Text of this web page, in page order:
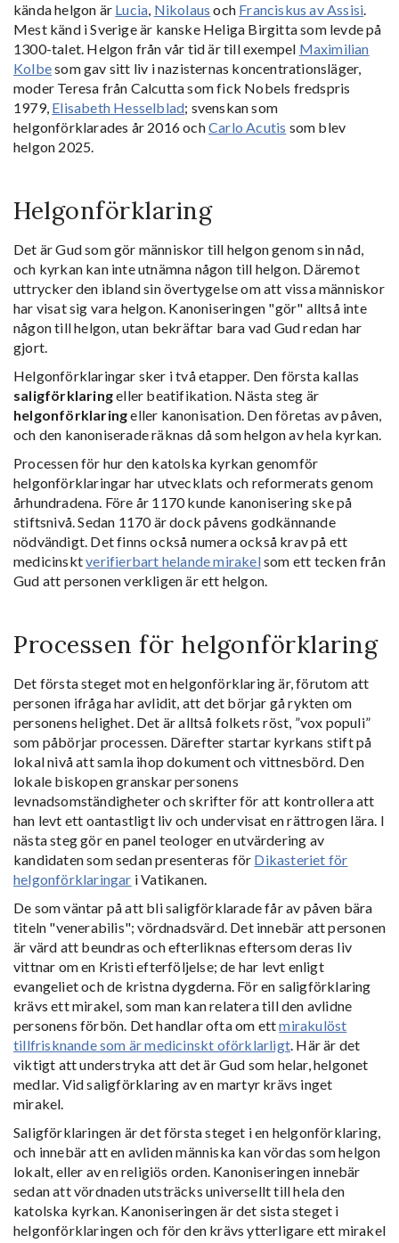
kända helgon är Lucia, Nikolaus och Franciskus av Assisi.
Mest känd i Sverige är kanske Heliga Birgitta som levde på
1300-talet. Helgon från vår tid är till exempel Maximilian
Kolbesom gav sitt liv i nazisternas koncentrationsläger,
moder Teresa från Calcutta som fick Nobels fredspris
1979, Elisabeth Hesselblad; svenskan som
helgonförklarades år 2016 ochCarlo Acutis som blev
helgon 2025.
Helgonförklaring
Det är Gud som gör människor till helgon genom sin nåd,
och kyrkan kan inte utnämna någon till helgon. Däremot
uttrycker den ibland sin övertygelse om att vissa människor
har visat sig vara helgon. Kanoniseringen "gör" alltså inte
någon till helgon, utan bekräftar bara vad Gud redan har
gjort.
Helgonförklaringar sker i två etapper. Den första kallas
saligförklaringeller beatifikation. Nästa steg är
helgonförklaringeller kanonisation. Den företas av påven,
och den kanoniserade räknas då som helgon av hela kyrkan.
Processen för hur den katolska kyrkan genomför
helgonförklaringar har utvecklats och reformerats genom
århundradena. Före år 1170 kunde kanonisering ske på
stiftsnivå. Sedan 1170 är dock påvens godkännande
nödvändigt. Det finns också numera också krav på ett
medicinsktverifierbart helande mirakelsom ett tecken från
Gud att personen verkligen är ett helgon.
Processen för helgonförklaring
Det första steget mot en helgonförklaring är, förutom att
personen ifråga har avlidit, att det börjar gå rykten om
personens helighet. Det är alltså folkets röst, ”vox populi”
som påbörjar processen. Därefter startar kyrkans stift på
lokal nivå att samla ihop dokument och vittnesbörd. Den
lokale biskopen granskar personens
levnadsomständigheter och skrifter för att kontrollera att
han levt ett oantastligt liv och undervisat en rättrogen lära. I
nästa steg gör en panel teologer en utvärdering av
kandidaten som sedan presenteras för Dikasteriet för
helgonförklaringar i Vatikanen.
De som väntar på att bli saligförklarade får av påven bära
titeln "venerabilis"; vördnadsvärd. Det innebär att personen
är värd att beundras och efterliknas eftersom deras liv
vittnar om en Kristi efterföljelse; de har levt enligt
evangeliet och de kristna dygderna. För en saligförklaring
krävs ett mirakel, som man kan relatera till den avlidne
personens förbön. Det handlar ofta om ettmirakulöst
tillfrisknande som är medicinskt oförklarligt. Här är det
viktigt att understryka att det är Gud som helar, helgonet
medlar. Vid saligförklaring av en martyr krävs inget
mirakel.
Saligförklaringen är det första steget i en helgonförklaring,
och innebär att en avliden människa kan vördas som helgon
lokalt, eller av en religiös orden. Kanoniseringen innebär
sedan att vördnaden utsträcks universellt till hela den
katolska kyrkan. Kanoniseringen är det sista steget i
helgonförklaringen och för den krävs ytterligare ett mirakel